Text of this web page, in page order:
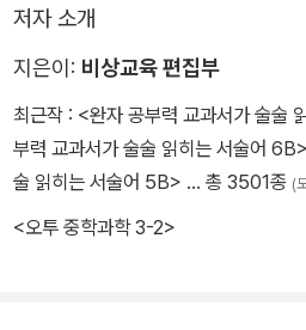
저자 소개
지은이: 비상교육 편집부
최근작 : <완자 공부력 교과서가 술술
부력 교과서가 술술 읽히는 서술어 6B>
술 읽히는 서술어 5B> … 총 3501종 (
<오투 중학과학 3-2>